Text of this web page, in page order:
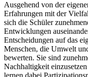
Ausgehend von der
Erfahrungen mit der
sich die Schüler
Entwicklungen
Entscheidungen auf das
Menschen, die Umwelt
bewerten. Sie sind
Nachhaltigkeit